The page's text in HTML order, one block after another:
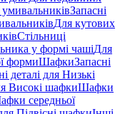
Запасні
Для кутових
Стільниці
у формі чашіДля
формиШафкиЗапасні
деталі для Низькі
Високі шафкиШафки
середньої